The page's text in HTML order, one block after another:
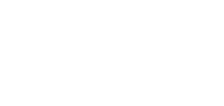
ありません。
です。
ず変更すること